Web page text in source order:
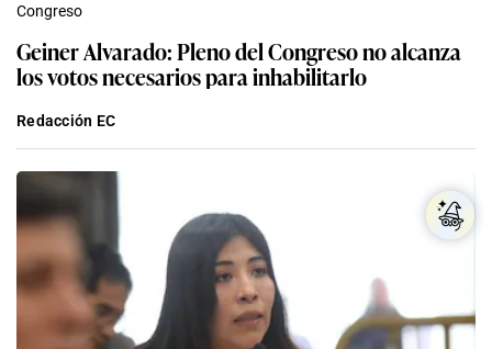
Congreso
Geiner Alvarado: Pleno del Congreso no alcanza
los votos necesarios para inhabilitarlo
Redacción EC